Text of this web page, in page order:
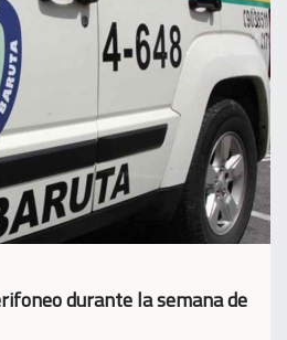
durante la semana de